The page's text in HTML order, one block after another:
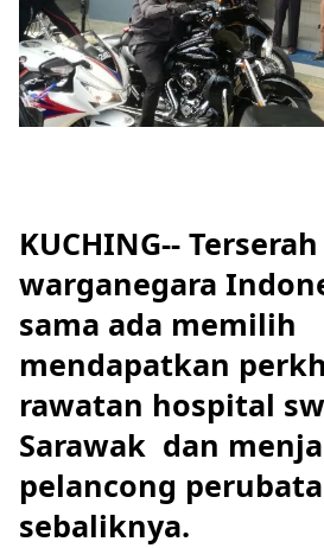
KUCHING--
warganegara
sama ada memilih
mendapatkan
rawatan hospital
Sarawak dan
pelancong
sebaliknya.